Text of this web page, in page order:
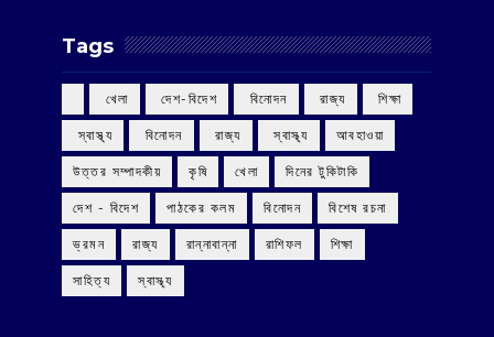
Tags
‌ খেলা ‌ দেশ-বিদেশ ‌ বিনোদন ‌ রাজ্য ‌ শিক্ষা
‌ স্বাস্থ্য ‌ বিনোদন ‌ রাজ্য ‌ স্বাস্থ্য আবহাওয়া
উত্তর সম্পাদকীয় কৃষি খেলা দিনের টুকিটাকি
দেশ - বিদেশ পাঠকের কলম বিনোদন বিশেষ রচনা
ভ্রমন রাজ্য রান্নাবান্না রাশিফল শিক্ষা
সাহিত্য স্বাস্থ্য